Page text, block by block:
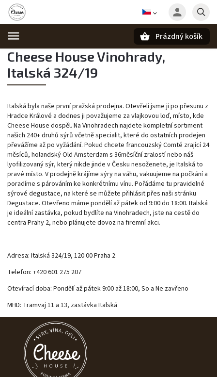
Hledat
Prázdný košík
Cheese House Vinohrady,
Italská 324/19
Italská byla naše první pražská prodejna. Otevřeli jsme ji po přesunu z
Hradce Králové a dodnes ji považujeme za vlajkovou loď, místo, kde
Cheese House dospěl. Na Vinohradech najdete kompletní sortiment
našich 240+ druhů sýrů včetně specialit, které do ostatních prodejen
převážíme až po vyžádání. Pokud chcete francouzský Comté zrající 24
měsíců, holandský Old Amsterdam s 36měsíční zralostí nebo náš
lyofilizovaný sýr, který nikde jinde v Česku nesoženete, je Italská to
pravé místo. V prodejně krájíme sýry na váhu, vakuujeme na počkání a
poradíme s párováním ke konkrétnímu vínu. Pořádáme tu pravidelné
sýrové degustace, na které se můžete přihlásit přes naši stránku
Degustace. Otevřeno máme pondělí až pátek od 9:00 do 18:00. Italská
je ideální zastávka, pokud bydlíte na Vinohradech, jste na cestě do
centra Prahy 2, nebo plánujete dovoz na firemní akci.
Adresa: Italská 324/19, 120 00 Praha 2
Telefon: +420 601 275 207
Otevírací doba: Pondělí až pátek 9:00 až 18:00, So a Ne zavřeno
MHD: Tramvaj 11 a 13, zastávka Italská